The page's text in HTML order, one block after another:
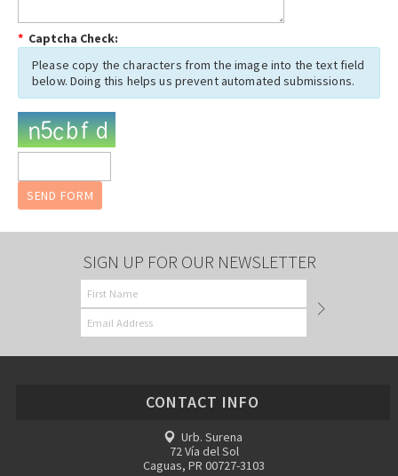
* Captcha Check:
Please copy the characters from the image into the text field
below. Doing this helps us prevent automated submissions.
SIGN UP FOR OUR NEWSLETTER
CONTACT INFO
Urb. Surena
72 Vía del Sol
Caguas, PR 00727-3103